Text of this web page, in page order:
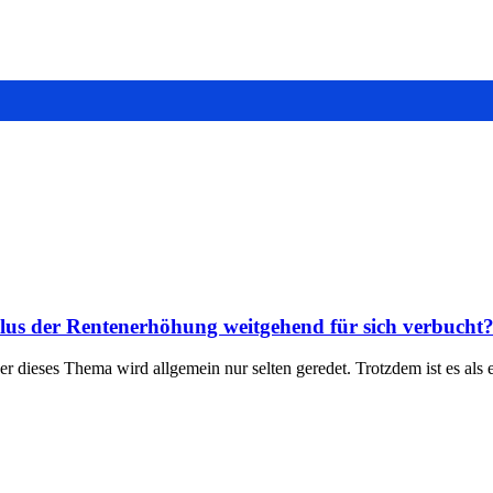
der Rentenerhöhung weitgehend für sich verbucht?
dieses Thema wird allgemein nur selten geredet. Trotzdem ist es als